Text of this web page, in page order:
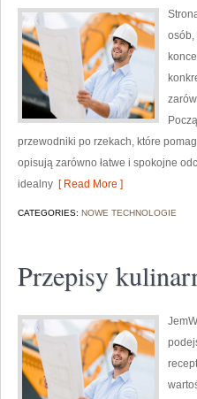
osób,
przewodniki po rzekach, które
opisują zarówno łatwe i spokojne
idealny [ Read More ]
CATEGORIES: NOWE TECHNOLOGIE
Przepisy